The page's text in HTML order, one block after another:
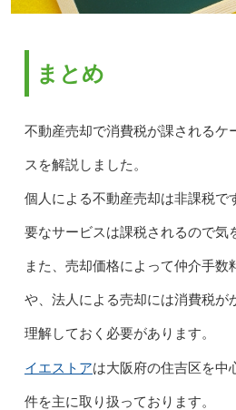
まとめ
不動産売却で消費税が課されるケ
スを解説しました。
個人による不動産売却は非課税で
要なサービスは課税されるので気
また、売却価格によって仲介手数
や、法人による売却には消費税が
理解しておく必要があります。
イエストアは大阪府の住吉区を中
件を主に取り扱っております。